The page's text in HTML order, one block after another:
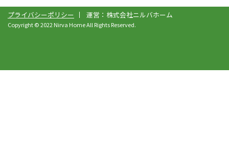
プライバシーポリシー 運営：株式会社ニルバホーム
Copyright © 2022 Nirva Home All Rights Reserved.